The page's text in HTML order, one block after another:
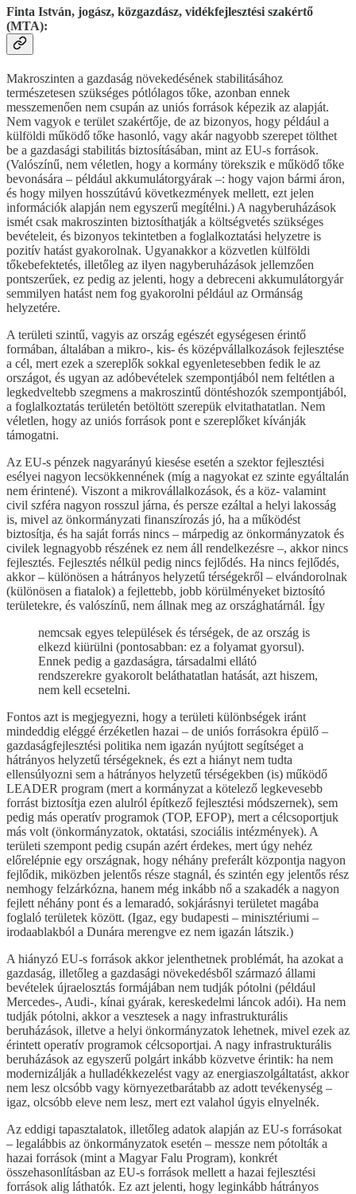
Finta István, jogász, közgazdász, vidékfejlesztési szakértő
(MTA):
Makroszinten a gazdaság növekedésének stabilitásához
természetesen szükséges pótlólagos tőke, azonban ennek
messzemenően nem csupán az uniós források képezik az alapját.
Nem vagyok e terület szakértője, de az bizonyos, hogy például a
külföldi működő tőke hasonló, vagy akár nagyobb szerepet tölthet
be a gazdasági stabilitás biztosításában, mint az EU-s források.
(Valószínű, nem véletlen, hogy a kormány törekszik e működő tőke
bevonására – például akkumulátorgyárak –: hogy vajon bármi áron,
és hogy milyen hosszútávú következmények mellett, ezt jelen
információk alapján nem egyszerű megítélni.) A nagyberuházások
ismét csak makroszinten biztosíthatják a költségvetés szükséges
bevételeit, és bizonyos tekintetben a foglalkoztatási helyzetre is
pozitív hatást gyakorolnak. Ugyanakkor a közvetlen külföldi
tőkebefektetés, illetőleg az ilyen nagyberuházások jellemzően
pontszerűek, ez pedig az jelenti, hogy a debreceni akkumulátorgyár
semmilyen hatást nem fog gyakorolni például az Ormánság
helyzetére.
A területi szintű, vagyis az ország egészét egységesen érintő
formában, általában a mikro-, kis- és középvállalkozások fejlesztése
a cél, mert ezek a szereplők sokkal egyenletesebben fedik le az
országot, és ugyan az adóbevételek szempontjából nem feltétlen a
legkedveltebb szegmens a makroszintű döntéshozók szempontjából,
a foglalkoztatás területén betöltött szerepük elvitathatatlan. Nem
véletlen, hogy az uniós források pont e szereplőket kívánják
támogatni.
Az EU-s pénzek nagyarányú kiesése esetén a szektor fejlesztési
esélyei nagyon lecsökkennének (míg a nagyokat ez szinte egyáltalán
nem érintené). Viszont a mikrovállalkozások, és a köz- valamint
civil szféra nagyon rosszul járna, és persze ezáltal a helyi lakosság
is, mivel az önkormányzati finanszírozás jó, ha a működést
biztosítja, és ha saját forrás nincs – márpedig az önkormányzatok és
civilek legnagyobb részének ez nem áll rendelkezésre –, akkor nincs
fejlesztés. Fejlesztés nélkül pedig nincs fejlődés. Ha nincs fejlődés,
akkor – különösen a hátrányos helyzetű térségekről – elvándorolnak
(különösen a fiatalok) a fejlettebb, jobb körülményeket biztosító
területekre, és valószínű, nem állnak meg az országhatárnál. Így
nemcsak egyes települések és térségek, de az ország is
elkezd kiürülni (pontosabban: ez a folyamat gyorsul).
Ennek pedig a gazdaságra, társadalmi ellátó
rendszerekre gyakorolt beláthatatlan hatását, azt hiszem,
nem kell ecsetelni.
Fontos azt is megjegyezni, hogy a területi különbségek iránt
mindeddig eléggé érzéketlen hazai – de uniós forrásokra épülő –
gazdaságfejlesztési politika nem igazán nyújtott segítséget a
hátrányos helyzetű térségeknek, és ezt a hiányt nem tudta
ellensúlyozni sem a hátrányos helyzetű térségekben (is) működő
LEADER program (mert a kormányzat a kötelező legkevesebb
forrást biztosítja ezen alulról építkező fejlesztési módszernek), sem
pedig más operatív programok (TOP, EFOP), mert a célcsoportjuk
más volt (önkormányzatok, oktatási, szociális intézmények). A
területi szempont pedig csupán azért érdekes, mert úgy nehéz
előrelépnie egy országnak, hogy néhány preferált központja nagyon
fejlődik, miközben jelentős része stagnál, és szintén egy jelentős rész
nemhogy felzárkózna, hanem még inkább nő a szakadék a nagyon
fejlett néhány pont és a lemaradó, sokjárásnyi területet magába
foglaló területek között. (Igaz, egy budapesti – minisztériumi –
irodaablakból a Dunára merengve ez nem igazán látszik.)
A hiányzó EU-s források akkor jelenthetnek problémát, ha azokat a
gazdaság, illetőleg a gazdasági növekedésből származó állami
bevételek újraelosztás formájában nem tudják pótolni (például
Mercedes-, Audi-, kínai gyárak, kereskedelmi láncok adói). Ha nem
tudják pótolni, akkor a vesztesek a nagy infrastrukturális
beruházások, illetve a helyi önkormányzatok lehetnek, mivel ezek az
érintett operatív programok célcsoportjai. A nagy infrastrukturális
beruházások az egyszerű polgárt inkább közvetve érintik: ha nem
modernizálják a hulladékkezelést vagy az energiaszolgáltatást, akkor
nem lesz olcsóbb vagy környezetbarátabb az adott tevékenység –
igaz, olcsóbb eleve nem lesz, mert ezt valahol úgyis elnyelnék.
Az eddigi tapasztalatok, illetőleg adatok alapján az EU-s forrásokat
– legalábbis az önkormányzatok esetén – messze nem pótolták a
hazai források (mint a Magyar Falu Program), konkrét
összehasonlításban az EU-s források mellett a hazai fejlesztési
források alig láthatók. Ez azt jelenti, hogy leginkább hátrányos